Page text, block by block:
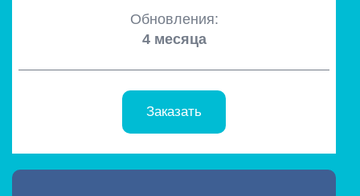
Обновления:
4 месяца
Заказать